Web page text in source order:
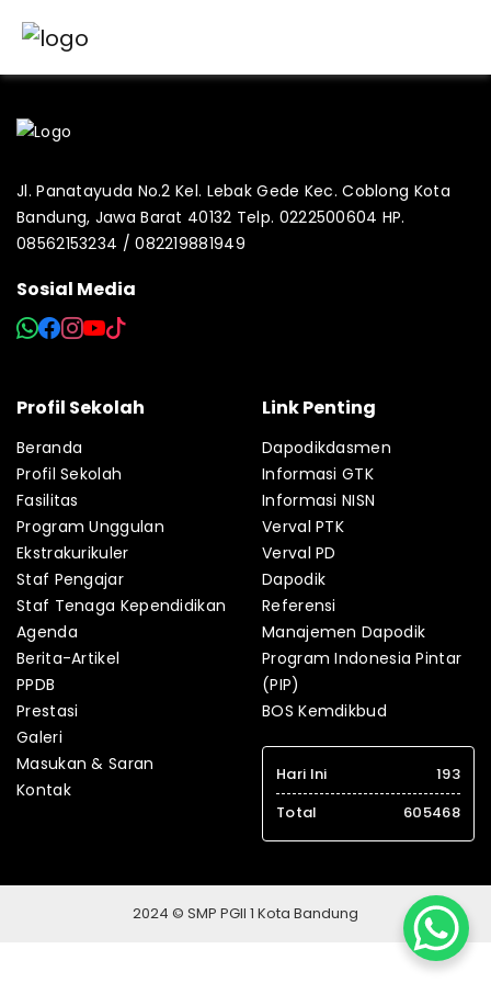
Jl. Panatayuda No.2 Kel. Lebak Gede Kec. Coblong Kota
Bandung, Jawa Barat 40132 Telp. 0222500604 HP.
08562153234 / 082219881949
Sosial Media
Profil Sekolah
Beranda
Profil Sekolah
Fasilitas
Program Unggulan
Ekstrakurikuler
Staf Pengajar
Staf Tenaga Kependidikan
Agenda
Berita-Artikel
PPDB
Prestasi
Galeri
Masukan & Saran
Kontak
Link Penting
Dapodikdasmen
Informasi GTK
Informasi NISN
Verval PTK
Verval PD
Dapodik
Referensi
Manajemen Dapodik
Program Indonesia Pintar
(PIP)
BOS Kemdikbud
Hari Ini
193
Total
605468
2024 © SMP PGII 1 Kota Bandung